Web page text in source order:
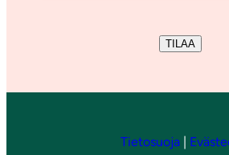
TILAA
Tietosuoja |